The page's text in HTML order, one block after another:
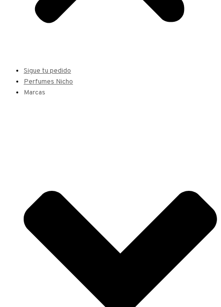
Sigue tu pedido
Perfumes Nicho
Marcas